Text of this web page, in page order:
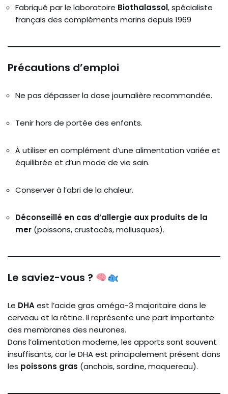
Fabriqué par le laboratoire Biothalassol, spécialiste
français des compléments marins depuis 1969
Précautions d’emploi
Ne pas dépasser la dose journalière recommandée.
Tenir hors de portée des enfants.
À utiliser en complément d’une alimentation variée et
équilibrée et d’un mode de vie sain.
Conserver à l’abri de la chaleur.
Déconseillé en cas d’allergie aux produits de la
mer (poissons, crustacés, mollusques).
Le saviez-vous ?
Le DHAest l’acide gras oméga-3 majoritaire dans le
cerveau et la rétine. Il représente une part importante
des membranes des neurones.
Dans l’alimentation moderne, les apports sont souvent
insuffisants, car le DHA est principalement présent dans
les poissons gras (anchois, sardine, maquereau).